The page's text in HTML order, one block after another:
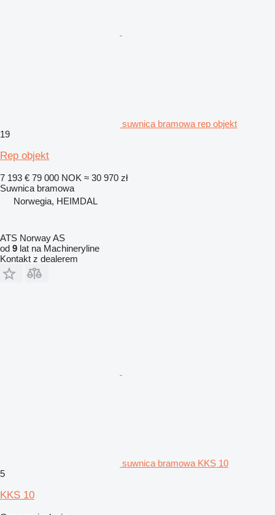
suwnica bramowa rep objekt
19
Rep objekt
7 193 € 79 000 NOK ≈ 30 970 zł
Suwnica bramowa
Norwegia, HEIMDAL
ATS Norway AS
od 9 lat na Machineryline
Kontakt z dealerem
suwnica bramowa KKS 10
5
KKS 10